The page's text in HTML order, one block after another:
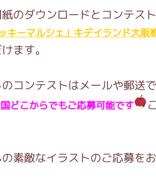
のダウンロードとコンテス
キーマルシェ」キデイランド大阪
ます。
コンテストはメールや郵送
どこからでもご応募可能です
素敵なイラストのご応募を